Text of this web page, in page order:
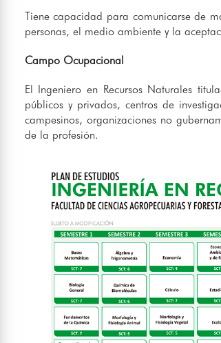
Tiene capacidad para comunicarse de
personas, el medio ambiente y la
Campo Ocupacional
El Ingeniero en Recursos Naturales
públicos y privados, centros de
campesinos, organizaciones no
de la profesión.